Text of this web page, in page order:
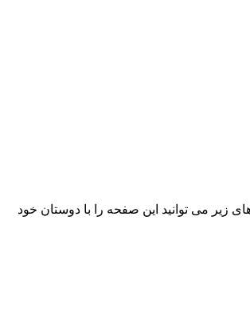
زیر می توانید این صفحه را با دوستان خود